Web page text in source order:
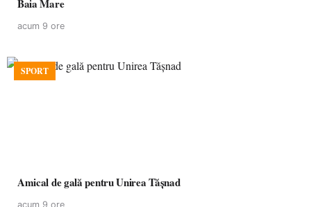
Baia Mare
acum 9 ore
SPORT
Amical de gală pentru Unirea Tășnad
acum 9 ore